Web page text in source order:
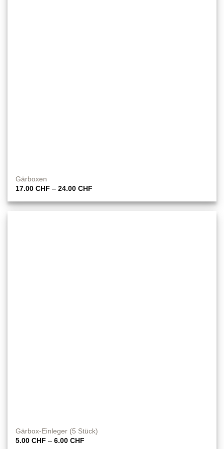
Gärboxen
17.00CHF –24.00CHF
bis
24.00 CHF
Gärbox-Einleger (5 Stück)
5.00CHF –6.00CHF